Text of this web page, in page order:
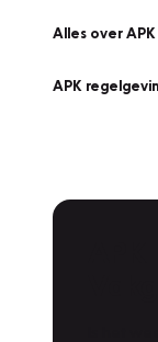
Alles over APK
APK